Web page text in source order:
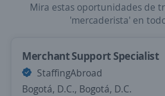
Mira estas oportunidades de
'mercaderista' en
Merchant Support Specialist
StaffingAbroad
Bogotá, D.C., Bogotá, D.C.